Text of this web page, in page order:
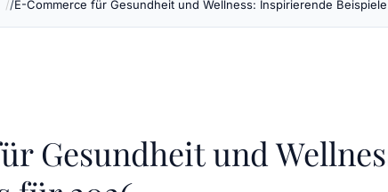
E-Commerce für Gesundheit und Wellness: Inspirierende
Gesundheit und